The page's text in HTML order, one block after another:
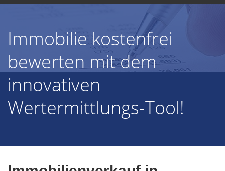
Immobilie kostenfrei
bewerten mit dem
innovativen
Wertermittlungs-Tool!